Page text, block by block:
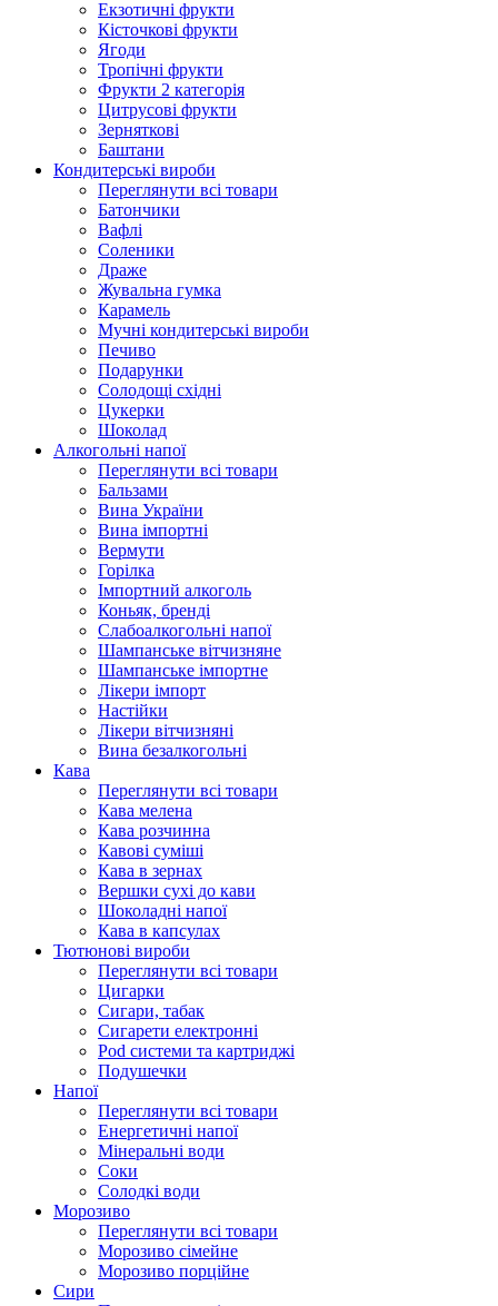
Екзoтичні фрукти
Кісточкові фрукти
Ягоди
Тропічні фрукти
Фрукти 2 категорія
Цитрусові фрукти
Зерняткові
Баштани
Кондитерські вироби
Переглянути всі товари
Батончики
Вафлі
Соленики
Драже
Жувальнa гумка
Карамель
Мучні кондитерські вироби
Печиво
Подарунки
Солодощі східні
Цукерки
Шоколад
Алкогольні напої
Переглянути всі товари
Бальзами
Вина України
Вина імпортні
Вермути
Горілка
Імпортний алкоголь
Коньяк, бренді
Слабоалкогольні напої
Шампанське вітчизняне
Шампанське імпортне
Лікери імпорт
Настійки
Лікери вітчизняні
Вина безалкогольні
Кава
Переглянути всі товари
Кава мелена
Кава розчинна
Кавові суміші
Кава в зернах
Вершки сухі до кави
Шоколадні напої
Кава в капсулах
Тютюнові вироби
Переглянути всі товари
Цигарки
Сигари, табак
Сигарети електронні
Pod системи та картриджі
Подушечки
Напої
Переглянути всі товари
Енергетичні напої
Мінеральні води
Соки
Солодкі води
Морозиво
Переглянути всі товари
Морозиво сімейне
Морозиво порційне
Сири